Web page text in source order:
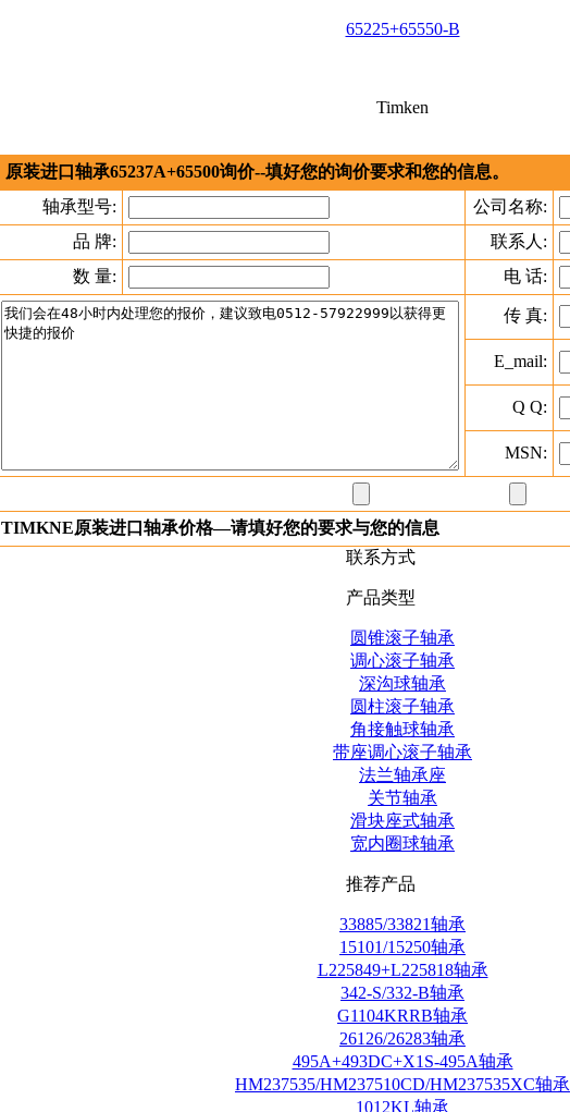
65225+65550-B
Timken
原装进口轴承65237A+65500询价--填好您的询价要求和您的信息。
轴承型号:
公司名称:
品 牌:
联系人:
数 量:
电 话:
传 真:
E_mail:
Q Q:
MSN:
TIMKNE原装进口轴承价格—请填好您的要求与您的信息
联系方式
产品类型
圆锥滚子轴承
调心滚子轴承
深沟球轴承
圆柱滚子轴承
角接触球轴承
带座调心滚子轴承
法兰轴承座
关节轴承
滑块座式轴承
宽内圈球轴承
推荐产品
33885/33821轴承
15101/15250轴承
L225849+L225818轴承
342-S/332-B轴承
G1104KRRB轴承
26126/26283轴承
495A+493DC+X1S-495A轴承
HM237535/HM237510CD/HM237535XC轴承
1012KL轴承